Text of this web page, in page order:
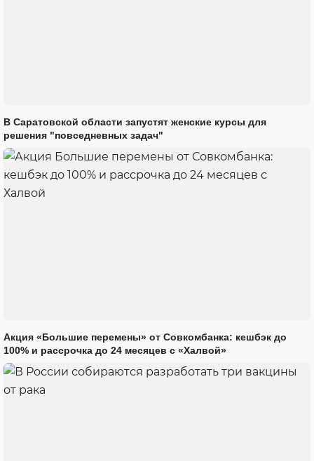
В Саратовской области запустят женские курсы для
решения "повседневных задач"
Акция «Большие перемены» от Совкомбанка: кешбэк до
100% и рассрочка до 24 месяцев с «Халвой»